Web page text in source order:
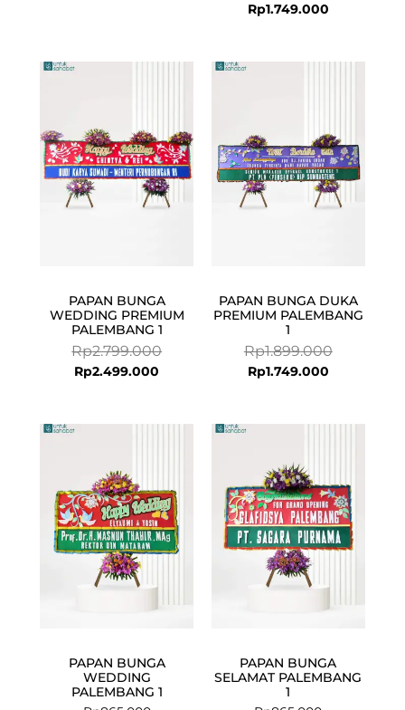
Rp1.749.000
PAPAN BUNGA
WEDDING PREMIUM
PALEMBANG 1
Rp2.799.000
Rp2.499.000
PAPAN BUNGA DUKA
PREMIUM PALEMBANG
1
Rp1.899.000
Rp1.749.000
PAPAN BUNGA
WEDDING
PALEMBANG 1
PAPAN BUNGA
SELAMAT PALEMBANG
1